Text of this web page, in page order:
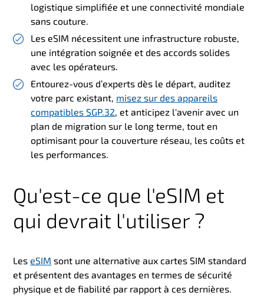
logistique simplifiée et une connectivité mondiale
sans couture.
Les eSIM nécessitent une infrastructure robuste,
une intégration soignée et des accords solides
avec les opérateurs.
Entourez-vous d’experts dès le départ, auditez
votre parc existant, misez sur des appareils
compatibles SGP.32 , et anticipez l'avenir avec un
plan de migration sur le long terme, tout en
optimisant pour la couverture réseau, les coûts et
les performances.
Qu'est-ce que l'eSIM et
qui devrait l'utiliser ?
LeseSIM sont une alternative aux cartes SIM standard
et présentent des avantages en termes de sécurité
physique et de fiabilité par rapport à ces dernières.